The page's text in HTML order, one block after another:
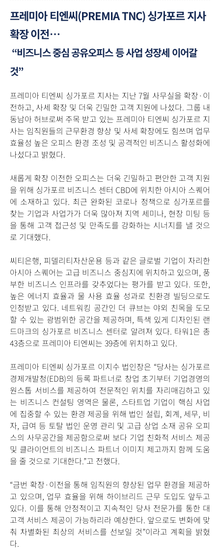
프레미아 티엔씨(PREMIA TNC) 싱가포르 지사
확장 이전…
“비즈니스 중심 공유오피스 등 사업 성장세 이어갈
것”
프레미아 티엔씨 싱가포르 지사는 지난 7월 사무실을 확장·이
전하고, 사세 확장 및 더욱 긴밀한 고객 지원에 나섰다. 그룹 내
동남아 허브로써 주목 받고 있는 프레미아 티엔씨 싱가포르 지
사는 임직원들의 근무환경 향상 및 사세 확장에도 힘쓰며 업무
효율성 높은 오피스 환경 조성 및 공격적인 비즈니스 활성화에
나섰다고 밝혔다.
새롭게 확장 이전한 오피스는 더욱 긴밀하고 편안한 고객 지원
을 위해 싱가포르 비즈니스 센터 CBD에 위치한 아시아 스퀘어
에 소재하고 있다. 최근 완화된 코로나 정책으로 싱가포르를
찾는 기업과 사업가가 더욱 많아져 지역 세미나, 현장 미팅 등
을 통해 고객 접근성 및 만족도를 강화하는 시너지를 낼 것으
로 기대했다.
씨티은행, 피델리티자산운용 등과 같은 글로벌 기업이 자리한
아시아 스퀘어는 고급 비즈니스 중심지에 위치하고 있으며, 풍
부한 비즈니스 인프라를 갖추었다는 평가를 받고 있다. 또한,
높은 에너지 효율과 물 사용 효율 성과로 친환경 빌딩으로도
인정받고 있다. 네트워킹 공간인 더 큐브는 야외 친목을 도모
할 수 있는 광범위한 공간을 제공하며, 특색 있게 디자인된 랜
드마크의 싱가포르 비즈니스 센터로 알려져 있다. 타워1은 총
43층으로 프레미아 티엔씨는 39층에 위치하고 있다.
프레미아 티엔씨 싱가포르 이지수 법인장은 “당사는 싱가포르
경제개발청(EDB)의 등록 파트너로 창업 초기부터 기업경영의
원스톱 서비스를 제공하여 전문적인 위치를 자리매김하고 있
는 비즈니스 컨설팅 영역은 물론, 스타트업 기업이 핵심 사업
에 집중할 수 있는 환경 제공을 위해 법인 설립, 회계, 세무, 비
자, 급여 등 토탈 법인 운영 관리 및 고급 상업 소재 공유 오피
스의 사무공간을 제공함으로써 보다 기업 친화적 서비스 제공
및 클라이언트의 비즈니스 파트너 이미지 제고까지 함께 도움
을 줄 것으로 기대한다.”고 전했다.
“금번 확장·이전을 통해 임직원의 향상된 업무 환경을 제공하
고 있으며, 업무 효율을 위해 하이브리드 근무 도입도 앞두고
있다. 이를 통해 안정적이고 지속적인 당사 전문가를 통한 대
고객 서비스 제공이 가능하리라 예상한다. 앞으로도 변화에 맞
춰 차별화된 최상의 서비스를 선보일 것”이라고 계획을 밝혔
다.